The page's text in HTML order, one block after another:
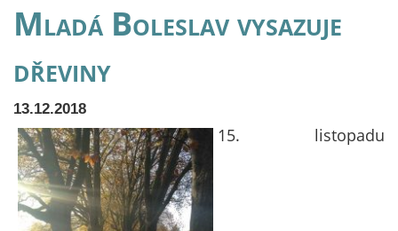
Mladá Boleslav vysazuje
dřeviny
13.12.2018
15. listopadu